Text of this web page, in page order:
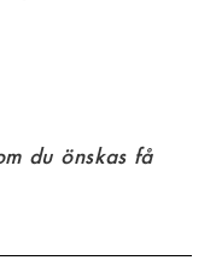
du önskas få